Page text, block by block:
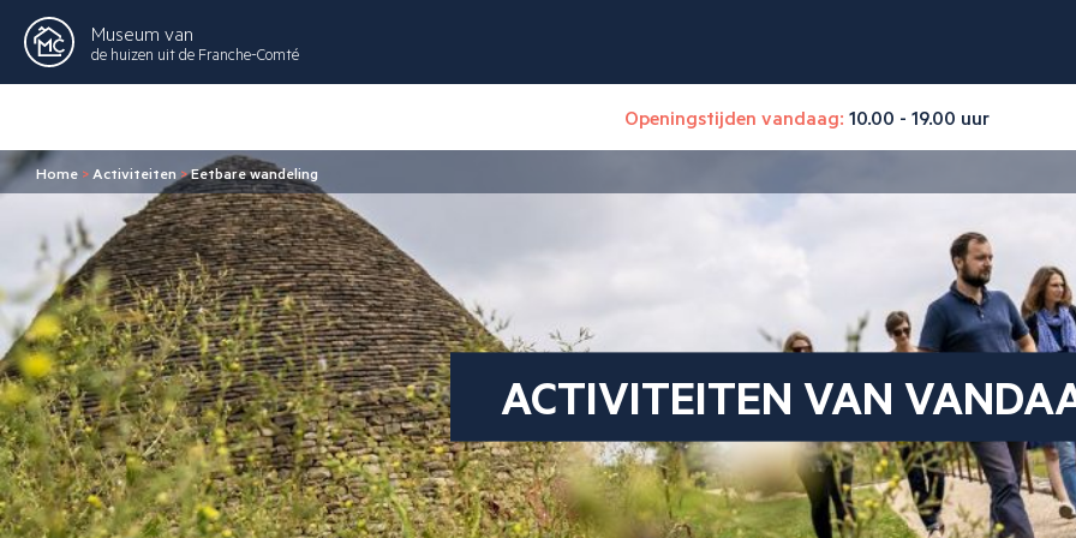
Museum van
de huizen uit de Franche-Comté
Openingstijden vandaag: 10.00 - 19.00 uur
Home > Activiteiten >Eetbare wandeling
ACTIVITEITEN VAN